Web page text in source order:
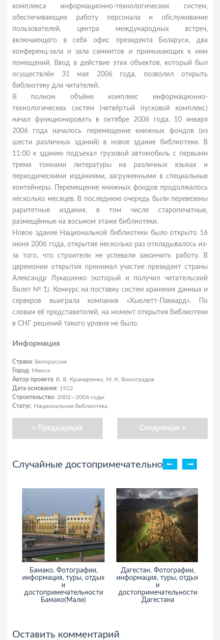
комплекса информационно-технологических систем,
обеспечивающих работу персонала и обслуживание
пользователей, центра международных встреч,
включающего в себя офис президента Беларуси, два
конференц-зала и зала саммитов и примыкающих к ним
помещений. Ввод в действие этих объектов, который был
осуществлён 31 мая 2006 года, позволил открыть
библиотеку для читателей.
В полном объёме комплекс информационно-
технологических систем (четвёртый пусковой комплекс)
начал функционировать в октябре 2006 года. 10 января
2006 года началось перемещение книжных фондов (из
шести различных зданий) в новое здание библиотеки. В
11:00 к зданию подъехал грузовой автомобиль с первыми
тремя тоннами литературы на различных языках и
периодическими изданиями, загруженными в специальные
контейнеры. Перемещение книжных фондов продолжалось
несколько месяцев. В последнюю очередь были перевезены
раритетные издания, в том числе старопечатные,
размещённые на восьмом этаже библиотеки.
Новое здание Национальной библиотеки было открыто 16
июня 2006 года, открытие несколько раз откладывалось из-
за того, что строители не успевали закончить работу. В
церемонии открытия принимал участие президент страны
Александр Лукашенко (который и получил читательский
билет № 1). Конкурс на поставку систем хранения данных и
серверов выиграла компания «Хьюлетт-Паккард». По
словам её представителей, на момент открытия библиотеки
в СНГ решений такого уровня не было.
Информация
Страна: Белоруссия
Город: Минск
Автор проекта: В. В. Крамаренко, М. К. Виноградов
Дата основания: 1922
Строительство: 2002—2006 годы
Статус: Национальная библиотека
Предыдущая Следующая
Случайные достопримечательности
Бамако. Фотографии,
информация, туры, отдых
и
достопримечательности
Бамако(Мали)
Дагестан. Фотографии,
информация, туры, отдых
и
достопримечательности
Дагестана
Оставить комментарий